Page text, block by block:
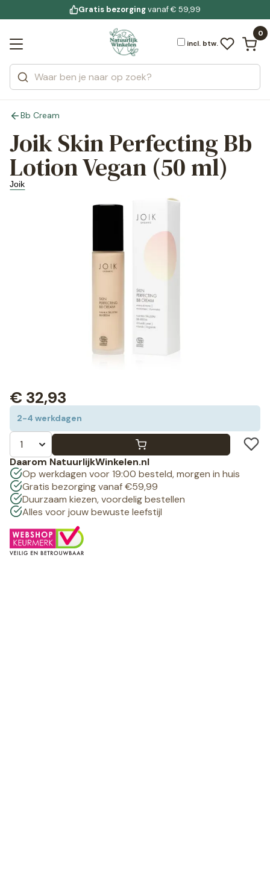
Jouw bewuste leefstijl
voor 19:00 uur besteld
Gratis bezorgingvanaf € 59,99
incl. btw.
0
Zoeken
Categorieën
Merken
Bekijk alle resultaten
Bb Cream
Joik Skin Perfecting Bb
Lotion Vegan (50 ml)
Joik
2-4 werkdagen
€ 32,93
Daarom NatuurlijkWinkelen.nl
Op werkdagen voor 19:00 besteld, morgen in huis
Gratis bezorging vanaf €59,99
Duurzaam kiezen, voordelig bestellen
Alles voor jouw bewuste leefstijl